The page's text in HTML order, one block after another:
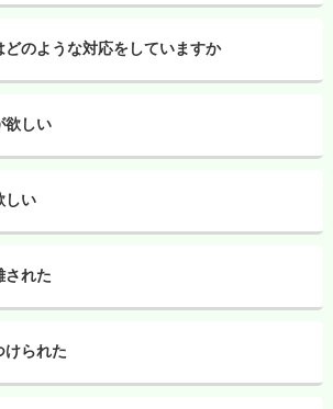
どのような対応をしていますか
欲しい
しい
された
けられた